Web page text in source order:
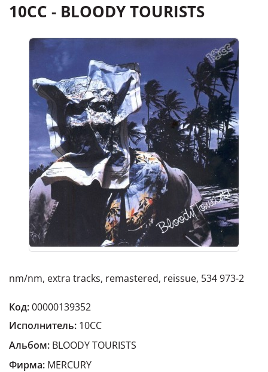
10CC - BLOODY TOURISTS
nm/nm, extra tracks, remastered, reissue, 534 973-2
Код:00000139352
Исполнитель: 10CC
Альбом: BLOODY TOURISTS
Фирма: MERCURY